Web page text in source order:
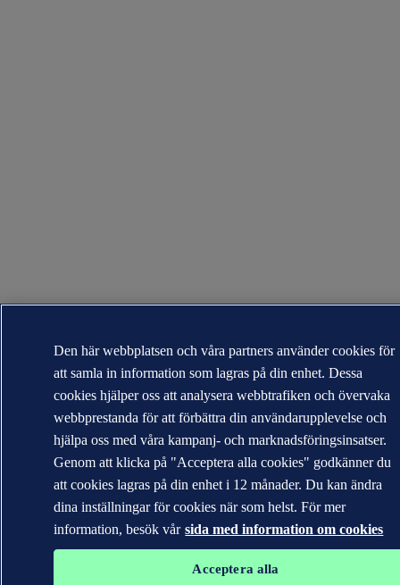
Den här webbplatsen och våra partners använder cookies för
att samla in information som lagras på din enhet. Dessa
cookies hjälper oss att analysera webbtrafiken och övervaka
webbprestanda för att förbättra din användarupplevelse och
hjälpa oss med våra kampanj- och marknadsföringsinsatser.
Genom att klicka på "Acceptera alla cookies" godkänner du
att cookies lagras på din enhet i 12 månader. Du kan ändra
dina inställningar för cookies när som helst. För mer
information, besök vår sida med information om cookies
Acceptera alla